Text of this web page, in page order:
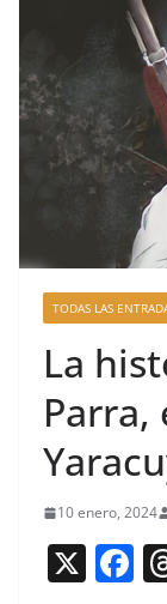
TODAS LAS
La
10 enero, 2024
X F